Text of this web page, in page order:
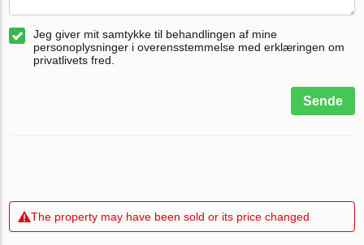
Jeg giver mit samtykke til behandlingen af mine
personoplysninger i overensstemmelse med erklæringen om
privatlivets fred.
Sende
The property may have been sold or its price changed